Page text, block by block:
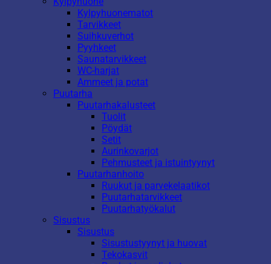
Kylpyhuonematot
Tarvikkeet
Suihkuverhot
Pyyhkeet
Saunatarvikkeet
WC-harjat
Ammeet ja potat
Puutarha
Puutarhakalusteet
Tuolit
Pöydät
Setit
Aurinkovarjot
Pehmusteet ja istuintyynyt
Puutarhanhoito
Ruukut ja parvekelaatikot
Puutarhatarvikkeet
Puutarhatyökalut
Sisustus
Sisustus
Sisustustyynyt ja huovat
Tekokasvit